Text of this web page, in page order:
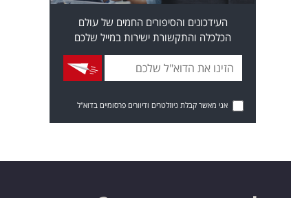
העידכונים והסיפורים החמים של עולם
הכלכלה והתקשורת ישירות במייל שלכם
אני מאשר קבלת ניוזלטרים ודיוורים פרסומיים בדוא"ל